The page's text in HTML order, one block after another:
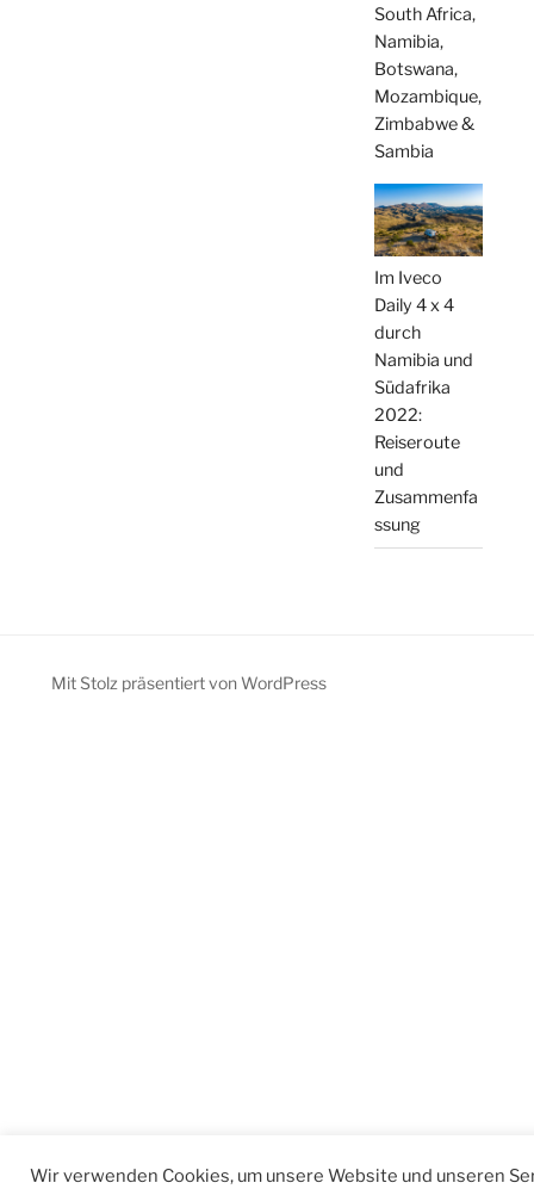
South Africa,
Namibia,
Botswana,
Mozambique,
Zimbabwe &
Sambia
Im Iveco
Daily 4 x 4
durch
Namibia und
Südafrika
2022:
Reiseroute
und
Zusammenfa
ssung
Mit Stolz präsentiert von WordPress
Wir verwenden Cookies, um unsere Website und unseren